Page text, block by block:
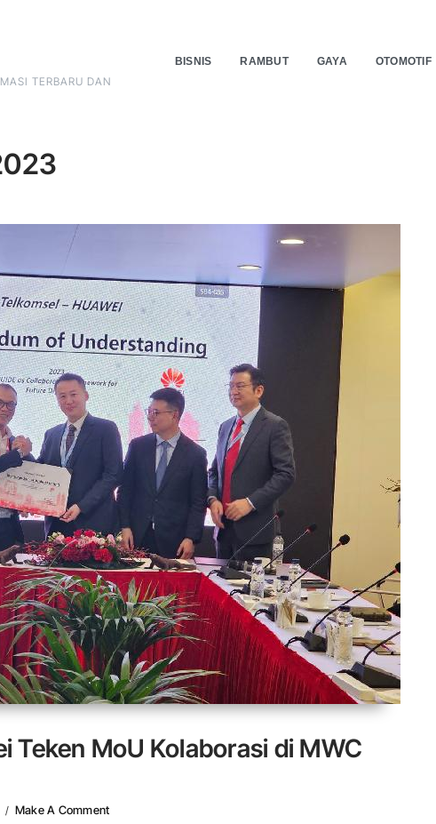
TERBARU DAN
BISNIS RAMBUT GAYA OTOMOTIF
Teken MoU Kolaborasi di MWC
Make A CommentOn Telkomsel Dan Huawei Teken MoU Kolaborasi Di MWC 2023